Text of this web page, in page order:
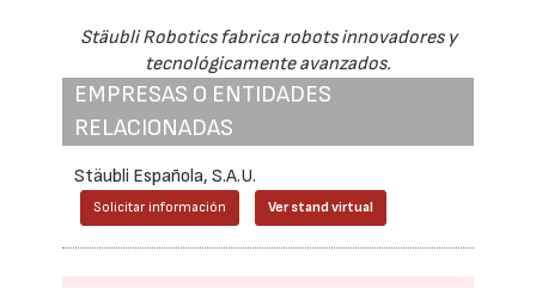
Stäubli Robotics fabrica robots innovadores y
tecnológicamente avanzados.
EMPRESAS O ENTIDADES
RELACIONADAS
Stäubli Española, S.A.U.
Solicitar información Ver stand virtual